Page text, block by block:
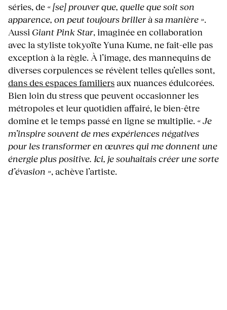
séries, de « [se] prouver que, quelle que soit son
apparence, on peut toujours briller à sa manière ».
Aussi Giant Pink Star, imaginée en collaboration
avec la styliste tokyoïte Yuna Kume, ne fait-elle pas
exception à la règle. À l’image, des mannequins de
diverses corpulences se révèlent telles qu’elles sont,
dans des espaces familiers aux nuances édulcorées.
Bien loin du stress que peuvent occasionner les
métropoles et leur quotidien affairé, le bien-être
domine et le temps passé en ligne se multiplie. « Je
m’inspire souvent de mes expériences négatives
pour les transformer en œuvres qui me donnent une
énergie plus positive. Ici, je souhaitais créer une sorte
d’évasion », achève l’artiste.